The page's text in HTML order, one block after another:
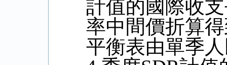
計值的國際收
率中間價折算
平衡表由單季